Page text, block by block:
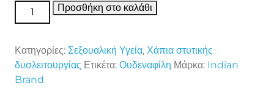
Σεξουαλική Υγεία Zudena 100 ποσότητα
Προσθήκη στο καλάθι
Κατηγορίες: Σεξουαλική Υγεία, Χάπια στυτικής
δυσλειτουργίας Ετικέτα: Ουδεναφίλη Μάρκα: Indian
Brand